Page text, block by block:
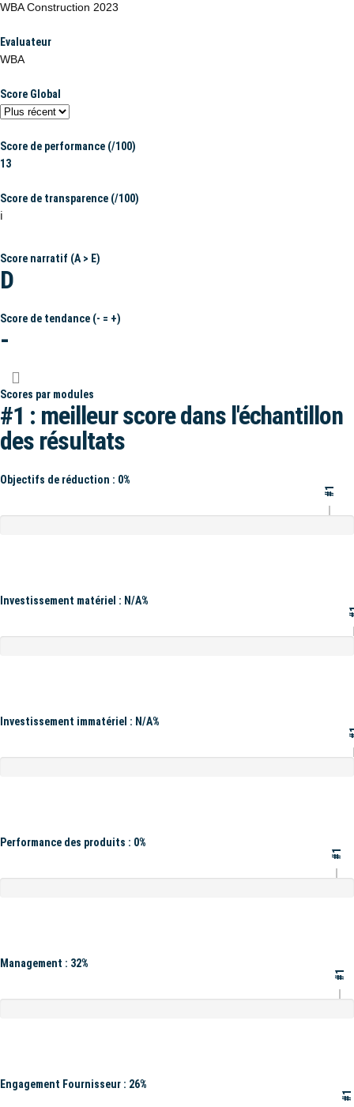
WBA Construction 2023
Evaluateur
WBA
Score Global
Score de performance (/100)
13
Score de transparence (/100)
ℹ️
Score narratif (A > E)
D
Score de tendance (- = +)
-
Scores par modules
#1 : meilleur score dans l'échantillon
des résultats
Objectifs de réduction : 0%
#1
Investissement matériel : N/A%
Investissement immatériel : N/A%
Performance des produits : 0%
#1
Management : 32%
#1
Engagement Fournisseur : 26%
#1